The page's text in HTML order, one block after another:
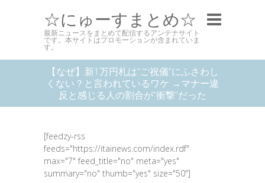
☆にゅーすまとめ☆
最新ニュースをまとめて配信するアンテナサイト
です。本サイトはプロモーションが含まれていま
す。
【なぜ】新1万円札は“ご祝儀”にふさわし
くない？と言われているワケ →マナー違
反と感じる人の割合が“衝撃”だった
[feedzy-rss
feeds="https://itainews.com/index.rdf"
max="7" feed_title="no" meta="yes"
summary="no" thumb="yes" size="50"]